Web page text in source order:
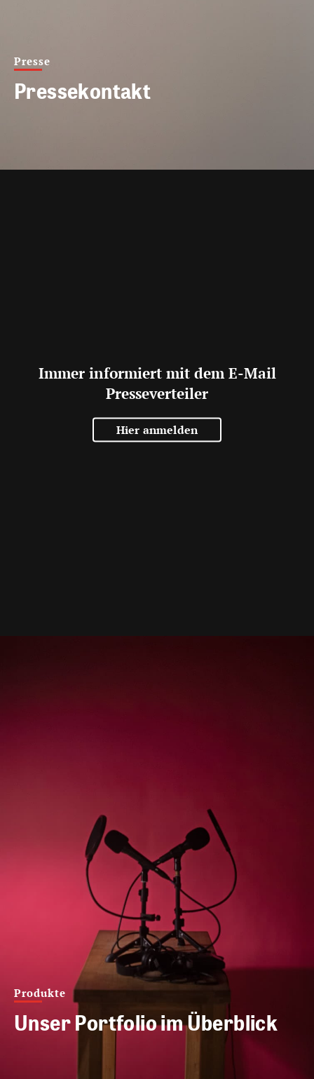
Presse
Pressekontakt
Immer informiert mit dem E-Mail
Presseverteiler
Hier anmelden
Produkte
Unser Portfolio im Überblick